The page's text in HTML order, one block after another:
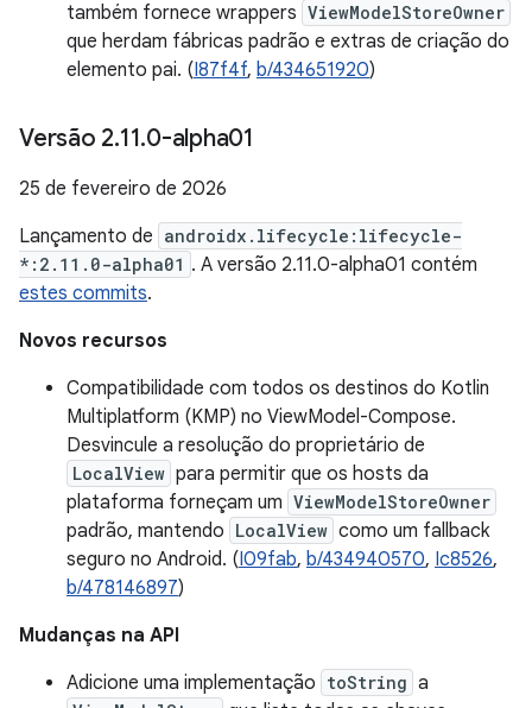
também fornece wrappers ViewModelStoreOwner
que herdam fábricas padrão e extras de criação do
elemento pai. (I87f4f, b/434651920)
Versão 2.11.0-alpha01
25 de fevereiro de 2026
Lançamento de androidx.lifecycle:lifecycle-
*:2.11.0-alpha01 . A versão 2.11.0-alpha01 contém
estes commits.
Novos recursos
Compatibilidade com todos os destinos do Kotlin
Multiplatform (KMP) no ViewModel-Compose.
Desvincule a resolução do proprietário de
LocalView para permitir que os hosts da
plataforma forneçam um ViewModelStoreOwner
padrão, mantendo LocalView como um fallback
seguro no Android. (I09fab, b/434940570, Ic8526,
b/478146897)
Mudanças na API
Adicione uma implementação toString a